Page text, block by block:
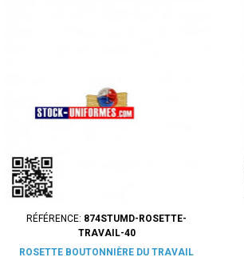
RÉFÉRENCE: 874STUMD-ROSETTE-
TRAVAIL-40
ROSETTE BOUTONNIÈRE DU TRAVAIL